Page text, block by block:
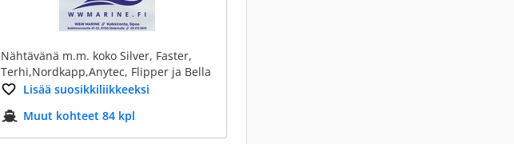
Nähtävänä m.m. koko Silver, Faster,
Terhi,Nordkapp,Anytec, Flipper ja Bella
Lisää suosikkiliikkeeksi
Muut kohteet 84 kpl